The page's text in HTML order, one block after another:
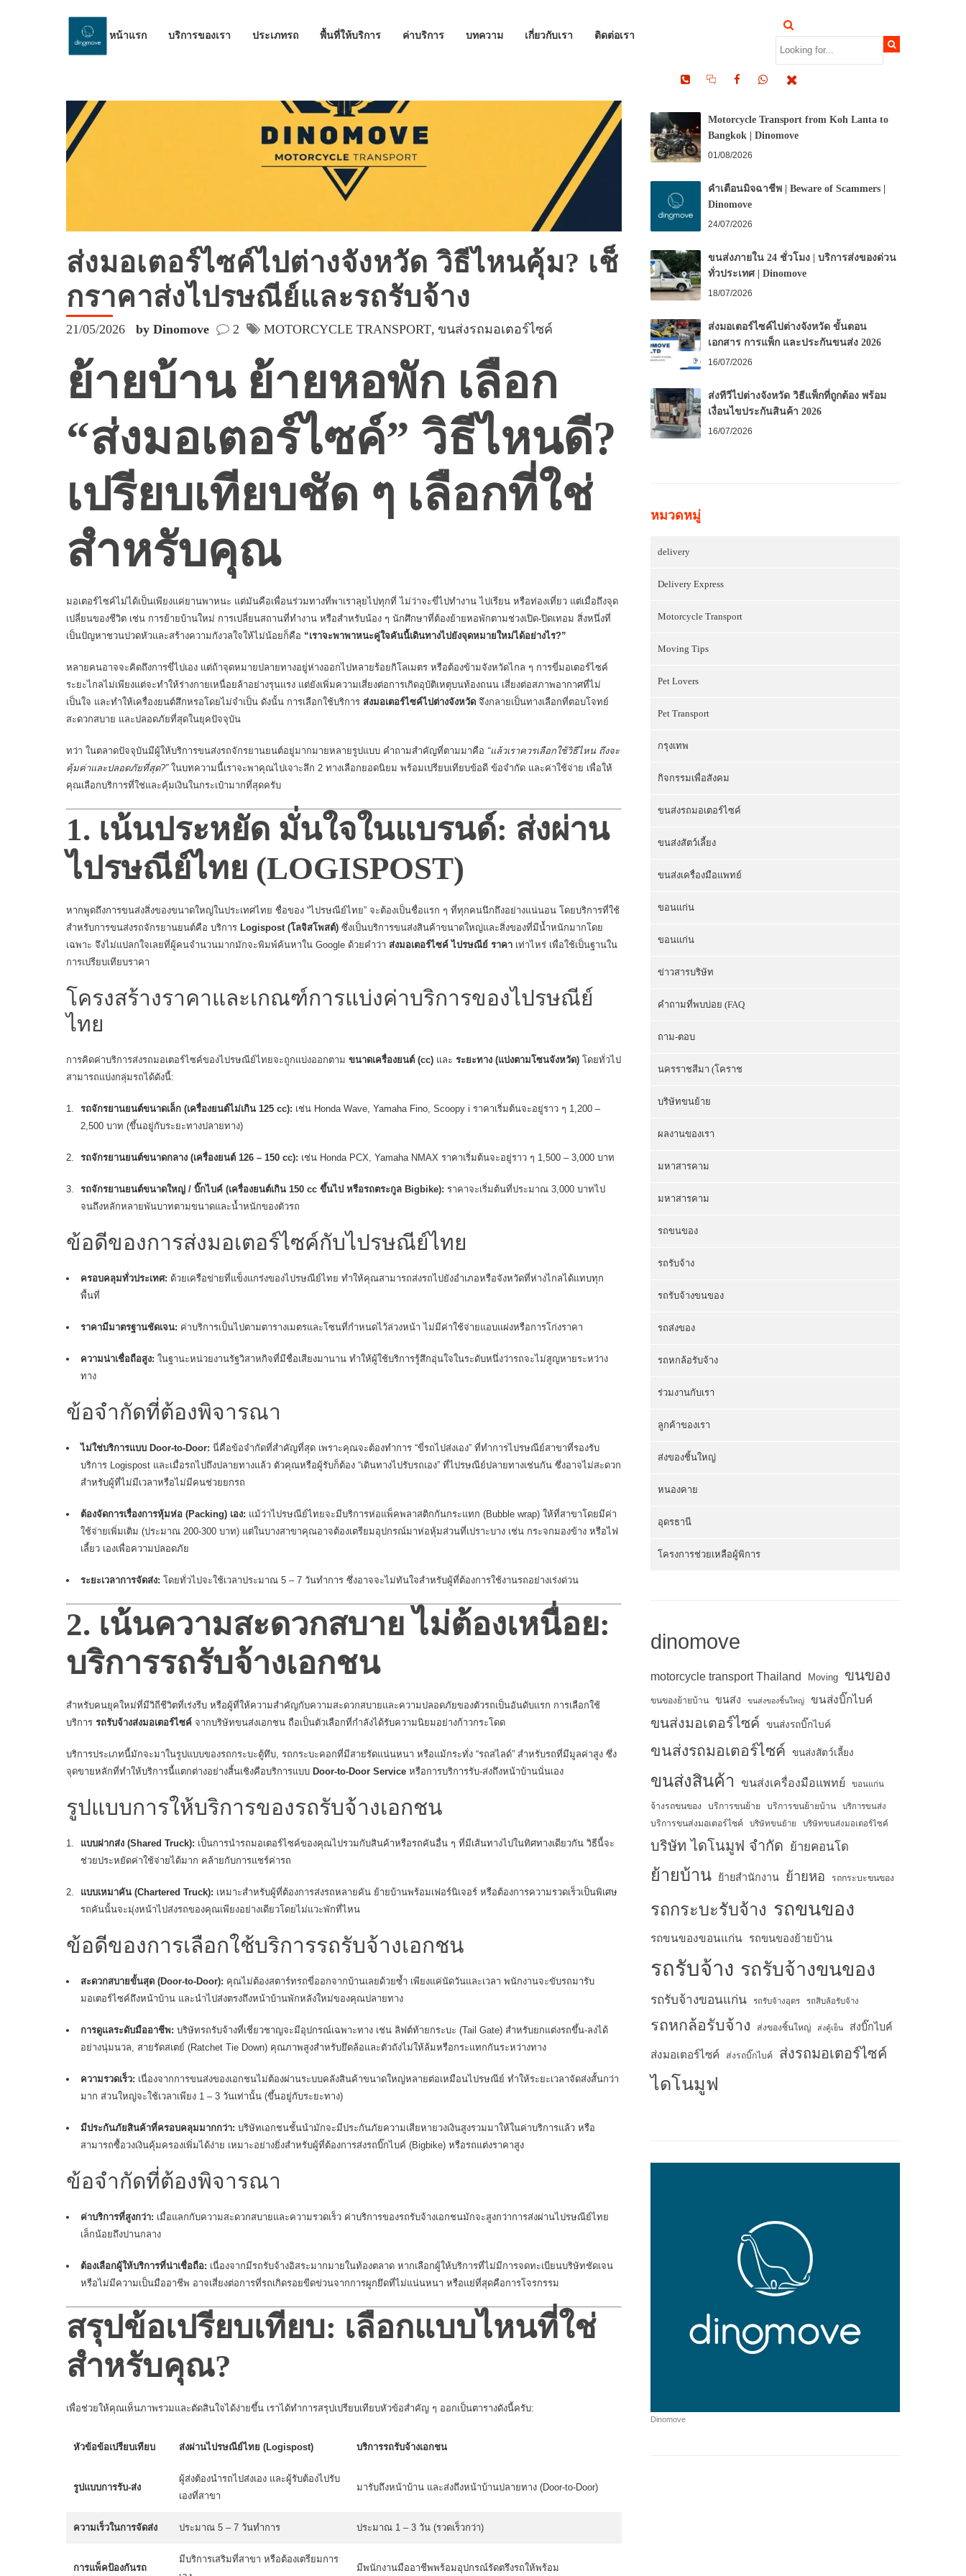
หน้าแรก บริการของเรา ประเภทรถ พื้นที่ให้บริการ ค่าบริการ บทความ เกี่ยวกับเรา ติดต่อเรา
ส่งมอเตอร์ไซค์ไปต่างจังหวัด วิธีไหนคุ้ม? เช็
กราคาส่งไปรษณีย์และรถรับจ้าง
21/05/2026 by Dinomove 2 MOTORCYCLE TRANSPORT ขนส่งรถมอเตอร์ไซค์
ย้ายบ้าน ย้ายหอพัก เลือก
“ส่งมอเตอร์ไซค์” วิธีไหนดี?
เปรียบเทียบชัด ๆ เลือกที่ใช่
สำหรับคุณ
มอเตอร์ไซค์ไม่ได้เป็นเพียงแค่ยานพาหนะ แต่มันคือเพื่อนร่วมทางที่พาเราลุยไปทุกที่ ไม่ว่าจะขี่ไปทำงาน ไปเรียน หรือท่องเที่ยว แต่เมื่อถึงจุด
เปลี่ยนของชีวิต เช่น การย้ายบ้านใหม่ การเปลี่ยนสถานที่ทำงาน หรือสำหรับน้อง ๆ นักศึกษาที่ต้องย้ายหอพักตามช่วงเปิด-ปิดเทอม สิ่งหนึ่งที่
เป็นปัญหาชวนปวดหัวและสร้างความกังวลใจให้ไม่น้อยก็คือ “เราจะพาพาหนะคู่ใจคันนี้เดินทางไปยังจุดหมายใหม่ได้อย่างไร?”
หลายคนอาจจะคิดถึงการขี่ไปเอง แต่ถ้าจุดหมายปลายทางอยู่ห่างออกไปหลายร้อยกิโลเมตร หรือต้องข้ามจังหวัดไกล ๆ การขี่มอเตอร์ไซค์
ระยะไกลไม่เพียงแต่จะทำให้ร่างกายเหนื่อยล้าอย่างรุนแรง แต่ยังเพิ่มความเสี่ยงต่อการเกิดอุบัติเหตุบนท้องถนน เสี่ยงต่อสภาพอากาศที่ไม่
เป็นใจ และทำให้เครื่องยนต์สึกหรอโดยไม่จำเป็น ดังนั้น การเลือกใช้บริการ ส่งมอเตอร์ไซค์ไปต่างจังหวัด จึงกลายเป็นทางเลือกที่ตอบโจทย์
สะดวกสบาย และปลอดภัยที่สุดในยุคปัจจุบัน
ทว่า ในตลาดปัจจุบันมีผู้ให้บริการขนส่งรถจักรยานยนต์อยู่มากมายหลายรูปแบบ คำถามสำคัญที่ตามมาคือ “แล้วเราควรเลือกใช้วิธีไหน ถึงจะ
คุ้มค่าและปลอดภัยที่สุด?”ในบทความนี้เราจะพาคุณไปเจาะลึก 2 ทางเลือกยอดนิยม พร้อมเปรียบเทียบข้อดี ข้อจำกัด และค่าใช้จ่าย เพื่อให้
คุณเลือกบริการที่ใช่และคุ้มเงินในกระเป๋ามากที่สุดครับ
1. เน้นประหยัด มั่นใจในแบรนด์: ส่งผ่าน
ไปรษณีย์ไทย (LOGISPOST)
หากพูดถึงการขนส่งสิ่งของขนาดใหญ่ในประเทศไทย ชื่อของ “ไปรษณีย์ไทย” จะต้องเป็นชื่อแรก ๆ ที่ทุกคนนึกถึงอย่างแน่นอน โดยบริการที่ใช้
สำหรับการขนส่งรถจักรยานยนต์คือ บริการ Logispost (โลจิสโพสต์) ซึ่งเป็นบริการขนส่งสินค้าขนาดใหญ่และสิ่งของที่มีน้ำหนักมากโดย
เฉพาะ จึงไม่แปลกใจเลยที่ผู้คนจำนวนมากมักจะพิมพ์ค้นหาใน Google ด้วยคำว่า ส่งมอเตอร์ไซค์ ไปรษณีย์ ราคา เท่าไหร่ เพื่อใช้เป็นฐานใน
การเปรียบเทียบราคา
โครงสร้างราคาและเกณฑ์การแบ่งค่าบริการของไปรษณีย์
ไทย
การคิดค่าบริการส่งรถมอเตอร์ไซค์ของไปรษณีย์ไทยจะถูกแบ่งออกตาม ขนาดเครื่องยนต์ (cc) และ ระยะทาง (แบ่งตามโซนจังหวัด) โดยทั่วไป
สามารถแบ่งกลุ่มรถได้ดังนี้:
รถจักรยานยนต์ขนาดเล็ก (เครื่องยนต์ไม่เกิน 125 cc): เช่น Honda Wave, Yamaha Fino, Scoopy i ราคาเริ่มต้นจะอยู่ราว ๆ 1,200 –
2,500 บาท (ขึ้นอยู่กับระยะทางปลายทาง)
รถจักรยานยนต์ขนาดกลาง (เครื่องยนต์ 126 – 150 cc): เช่น Honda PCX, Yamaha NMAX ราคาเริ่มต้นจะอยู่ราว ๆ 1,500 – 3,000 บาท
รถจักรยานยนต์ขนาดใหญ่ / บิ๊กไบค์ (เครื่องยนต์เกิน 150 cc ขึ้นไป หรือรถตระกูล Bigbike): ราคาจะเริ่มต้นที่ประมาณ 3,000 บาทไป
จนถึงหลักหลายพันบาทตามขนาดและน้ำหนักของตัวรถ
ข้อดีของการส่งมอเตอร์ไซค์กับไปรษณีย์ไทย
ครอบคลุมทั่วประเทศ: ด้วยเครือข่ายที่แข็งแกร่งของไปรษณีย์ไทย ทำให้คุณสามารถส่งรถไปยังอำเภอหรือจังหวัดที่ห่างไกลได้แทบทุก
พื้นที่
ราคามีมาตรฐานชัดเจน: ค่าบริการเป็นไปตามตารางเมตรและโซนที่กำหนดไว้ล่วงหน้า ไม่มีค่าใช้จ่ายแอบแฝงหรือการโก่งราคา
ความน่าเชื่อถือสูง: ในฐานะหน่วยงานรัฐวิสาหกิจที่มีชื่อเสียงมานาน ทำให้ผู้ใช้บริการรู้สึกอุ่นใจในระดับหนึ่งว่ารถจะไม่สูญหายระหว่าง
ทาง
ข้อจำกัดที่ต้องพิจารณา
ไม่ใช่บริการแบบ Door-to-Door: นี่คือข้อจำกัดที่สำคัญที่สุด เพราะคุณจะต้องทำการ “ขี่รถไปส่งเอง” ที่ทำการไปรษณีย์สาขาที่รองรับ
บริการ Logispost และเมื่อรถไปถึงปลายทางแล้ว ตัวคุณหรือผู้รับก็ต้อง “เดินทางไปรับรถเอง” ที่ไปรษณีย์ปลายทางเช่นกัน ซึ่งอาจไม่สะดวก
สำหรับผู้ที่ไม่มีเวลาหรือไม่มีคนช่วยยกรถ
ต้องจัดการเรื่องการหุ้มห่อ (Packing) เอง: แม้ว่าไปรษณีย์ไทยจะมีบริการห่อแพ็คพลาสติกกันกระแทก (Bubble wrap) ให้ที่สาขาโดยมีค่า
ใช้จ่ายเพิ่มเติม (ประมาณ 200-300 บาท) แต่ในบางสาขาคุณอาจต้องเตรียมอุปกรณ์มาห่อหุ้มส่วนที่เปราะบาง เช่น กระจกมองข้าง หรือไฟ
เลี้ยว เองเพื่อความปลอดภัย
ระยะเวลาการจัดส่ง: โดยทั่วไปจะใช้เวลาประมาณ 5 – 7 วันทำการ ซึ่งอาจจะไม่ทันใจสำหรับผู้ที่ต้องการใช้งานรถอย่างเร่งด่วน
2. เน้นความสะดวกสบาย ไม่ต้องเหนื่อย:
บริการรถรับจ้างเอกชน
สำหรับคนยุคใหม่ที่มีวิถีชีวิตที่เร่งรีบ หรือผู้ที่ให้ความสำคัญกับความสะดวกสบายและความปลอดภัยของตัวรถเป็นอันดับแรก การเลือกใช้
บริการ รถรับจ้างส่งมอเตอร์ไซค์ จากบริษัทขนส่งเอกชน ถือเป็นตัวเลือกที่กำลังได้รับความนิยมอย่างก้าวกระโดด
บริการประเภทนี้มักจะมาในรูปแบบของรถกระบะตู้ทึบ, รถกระบะคอกที่มีสายรัดแน่นหนา หรือแม้กระทั่ง “รถสไลด์” สำหรับรถที่มีมูลค่าสูง ซึ่ง
จุดขายหลักที่ทำให้บริการนี้แตกต่างอย่างสิ้นเชิงคือบริการแบบ Door-to-Door Service หรือการบริการรับ-ส่งถึงหน้าบ้านนั่นเอง
รูปแบบการให้บริการของรถรับจ้างเอกชน
แบบฝากส่ง (Shared Truck): เป็นการนำรถมอเตอร์ไซค์ของคุณไปรวมกับสินค้าหรือรถคันอื่น ๆ ที่มีเส้นทางไปในทิศทางเดียวกัน วิธีนี้จะ
ช่วยประหยัดค่าใช้จ่ายได้มาก คล้ายกับการแชร์ค่ารถ
แบบเหมาคัน (Chartered Truck): เหมาะสำหรับผู้ที่ต้องการส่งรถหลายคัน ย้ายบ้านพร้อมเฟอร์นิเจอร์ หรือต้องการความรวดเร็วเป็นพิเศษ
รถคันนั้นจะมุ่งหน้าไปส่งรถของคุณเพียงอย่างเดียวโดยไม่แวะพักที่ไหน
ข้อดีของการเลือกใช้บริการรถรับจ้างเอกชน
สะดวกสบายขั้นสุด (Door-to-Door): คุณไม่ต้องสตาร์ทรถขี่ออกจากบ้านเลยด้วยซ้ำ เพียงแค่นัดวันและเวลา พนักงานจะขับรถมารับ
มอเตอร์ไซค์ถึงหน้าบ้าน และนำไปส่งตรงถึงหน้าบ้านพักหลังใหม่ของคุณปลายทาง
การดูแลระดับมืออาชีพ: บริษัทรถรับจ้างที่เชี่ยวชาญจะมีอุปกรณ์เฉพาะทาง เช่น ลิฟต์ท้ายกระบะ (Tail Gate) สำหรับยกแต่งรถขึ้น-ลงได้
อย่างนุ่มนวล, สายรัดสเตย์ (Ratchet Tie Down) คุณภาพสูงสำหรับยึดล้อและตัวถังไม่ให้ล้มหรือกระแทกกันระหว่างทาง
ความรวดเร็ว: เนื่องจากการขนส่งของเอกชนไม่ต้องผ่านระบบคลังสินค้าขนาดใหญ่หลายต่อเหมือนไปรษณีย์ ทำให้ระยะเวลาจัดส่งสั้นกว่า
มาก ส่วนใหญ่จะใช้เวลาเพียง 1 – 3 วันเท่านั้น (ขึ้นอยู่กับระยะทาง)
มีประกันภัยสินค้าที่ครอบคลุมมากกว่า: บริษัทเอกชนชั้นนำมักจะมีประกันภัยความเสียหายวงเงินสูงรวมมาให้ในค่าบริการแล้ว หรือ
สามารถซื้อวงเงินคุ้มครองเพิ่มได้ง่าย เหมาะอย่างยิ่งสำหรับผู้ที่ต้องการส่งรถบิ๊กไบค์ (Bigbike) หรือรถแต่งราคาสูง
ข้อจำกัดที่ต้องพิจารณา
ค่าบริการที่สูงกว่า: เมื่อแลกกับความสะดวกสบายและความรวดเร็ว ค่าบริการของรถรับจ้างเอกชนมักจะสูงกว่าการส่งผ่านไปรษณีย์ไทย
เล็กน้อยถึงปานกลาง
ต้องเลือกผู้ให้บริการที่น่าเชื่อถือ: เนื่องจากมีรถรับจ้างอิสระมากมายในท้องตลาด หากเลือกผู้ให้บริการที่ไม่มีการจดทะเบียนบริษัทชัดเจน
หรือไม่มีความเป็นมืออาชีพ อาจเสี่ยงต่อการที่รถเกิดรอยขีดข่วนจากการผูกยึดที่ไม่แน่นหนา หรือแย่ที่สุดคือการโจรกรรม
สรุปข้อเปรียบเทียบ: เลือกแบบไหนที่ใช่
สำหรับคุณ?
เพื่อช่วยให้คุณเห็นภาพรวมและตัดสินใจได้ง่ายขึ้น เราได้ทำการสรุปเปรียบเทียบหัวข้อสำคัญ ๆ ออกเป็นตารางดังนี้ครับ:
หัวข้อข้อเปรียบเทียบ ส่งผ่านไปรษณีย์ไทย (Logispost) บริการรถรับจ้างเอกชน
รูปแบบการรับ-ส่ง
ผู้ส่งต้องนำรถไปส่งเอง และผู้รับต้องไปรับ
เองที่สาขา
มารับถึงหน้าบ้าน และส่งถึงหน้าบ้านปลายทาง (Door-to-Door)
ความเร็วในการจัดส่ง ประมาณ 5 – 7 วันทำการ ประมาณ 1 – 3 วัน (รวดเร็วกว่า)
การแพ็คป้องกันรถ
มีบริการเสริมที่สาขา หรือต้องเตรียมการ
มีพนักงานมืออาชีพพร้อมอุปกรณ์รัดตรึงรถให้พร้อม
RECENT POSTS
Motorcycle Transport from Koh Lanta to
Bangkok | Dinomove
01/08/2026
คำเตือนมิจฉาชีพ | Beware of Scammers |
Dinomove
24/07/2026
ขนส่งภายใน 24 ชั่วโมง | บริการส่งของด่วน
ทั่วประเทศ | Dinomove
18/07/2026
ส่งมอเตอร์ไซค์ไปต่างจังหวัด ขั้นตอน
เอกสาร การแพ็ก และประกันขนส่ง 2026
16/07/2026
ส่งทีวีไปต่างจังหวัด วิธีแพ็กที่ถูกต้อง พร้อม
เงื่อนไขประกันสินค้า 2026
16/07/2026
หมวดหมู่
delivery
Delivery Express
Motorcycle Transport
Moving Tips
Pet Lovers
Pet Transport
กรุงเทพ
กิจกรรมเพื่อสังคม
ขนส่งรถมอเตอร์ไซค์
ขนส่งสัตว์เลี้ยง
ขนส่งเครื่องมือแพทย์
ขอนแก่น
ขอนแก่น
ข่าวสารบริษัท
คำถามที่พบบ่อย (FAQ
ถาม-ตอบ
นครราชสีมา (โคราช
บริษัทขนย้าย
ผลงานของเรา
มหาสารคาม
มหาสารคาม
รถขนของ
รถรับจ้าง
รถรับจ้างขนของ
รถส่งของ
รถหกล้อรับจ้าง
ร่วมงานกับเรา
ลูกค้าของเรา
ส่งของชิ้นใหญ่
หนองคาย
อุดรธานี
โครงการช่วยเหลือผู้พิการ
dinomove
motorcycle transport Thailand Moving ขนของ
ขนของย้ายบ้าน ขนส่ง ขนส่งของชิ้นใหญ่ ขนส่งบิ๊กไบค์
ขนส่งมอเตอร์ไซค์ ขนส่งรถบิ๊กไบค์
ขนส่งรถมอเตอร์ไซค์ ขนส่งสัตว์เลี้ยง
ขนส่งสินค้า ขนส่งเครื่องมือแพทย์ ขอนแก่น
จ้างรถขนของ บริการขนย้าย บริการขนย้ายบ้าน บริการขนส่ง
บริการขนส่งมอเตอร์ไซค์ บริษัทขนย้าย บริษัทขนส่งมอเตอร์ไซค์
บริษัท ไดโนมูฟ จำกัด ย้ายคอนโด
ย้ายบ้าน ย้ายสำนักงาน ย้ายหอ รถกระบะขนของ
รถกระบะรับจ้าง รถขนของ
รถขนของขอนแก่น รถขนของย้ายบ้าน
รถรับจ้าง รถรับจ้างขนของ
รถรับจ้างขอนแก่น รถรับจ้างอุดร รถสิบล้อรับจ้าง
รถหกล้อรับจ้าง ส่งของชิ้นใหญ่ ส่งตู้เย็น ส่งบิ๊กไบค์
ส่งมอเตอร์ไซค์ ส่งรถบิ๊กไบค์ ส่งรถมอเตอร์ไซค์
ไดโนมูฟ
Dinomove